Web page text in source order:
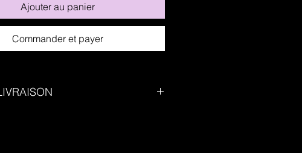
Ajouter au panier
Commander et payer